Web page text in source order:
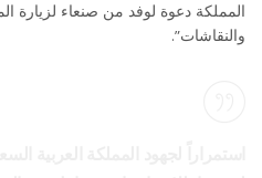
المملكة دعوة لوفد من صنعاء لزيارة
والنقاشات”.